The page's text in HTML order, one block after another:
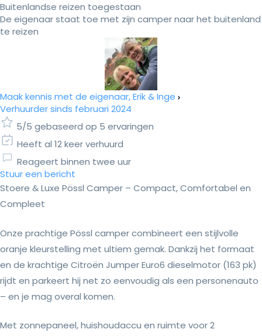
Buitenlandse reizen toegestaan
De eigenaar staat toe met zijn camper naar het buitenland
te reizen
Maak kennis met de eigenaar, Erik & Inge
Verhuurder sinds februari 2024
5/5 gebaseerd op 5 ervaringen
Heeft al 12 keer verhuurd
Reageert binnen twee uur
Stuur een bericht
Stoere & Luxe Pössl Camper – Compact, Comfortabel en
Compleet
Onze prachtige Pössl camper combineert een stijlvolle
oranje kleurstelling met ultiem gemak. Dankzij het formaat
en de krachtige Citroën Jumper Euro6 dieselmotor (163 pk)
rijdt en parkeert hij net zo eenvoudig als een personenauto
– en je mag overal komen.
Met zonnepaneel, huishoudaccu en ruimte voor 2